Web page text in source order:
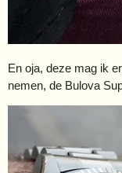
En oja, deze mag ik
nemen, de Bulova